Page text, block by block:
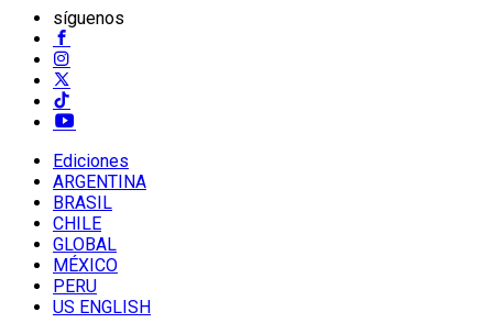
síguenos
Ediciones
ARGENTINA
BRASIL
CHILE
GLOBAL
MÉXICO
PERU
US ENGLISH